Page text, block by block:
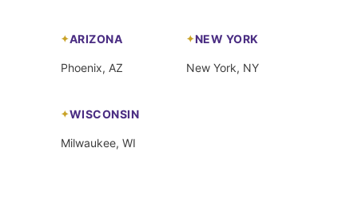
ARIZONA
Phoenix, AZ
NEW YORK
New York, NY
WISCONSIN
Milwaukee, WI